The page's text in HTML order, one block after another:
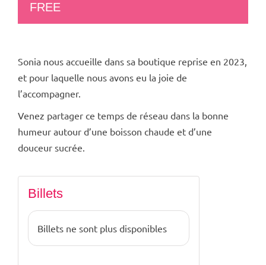
FREE
Sonia nous accueille dans sa boutique reprise en 2023,
et pour laquelle nous avons eu la joie de
l’accompagner.
Venez partager ce temps de réseau dans la bonne
humeur autour d’une boisson chaude et d’une
douceur sucrée.
Billets
Billets ne sont plus disponibles